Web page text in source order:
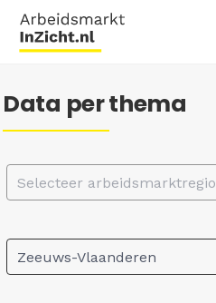
Data per thema
Selecteer arbeidsmarktregio
Zeeuws-Vlaanderen